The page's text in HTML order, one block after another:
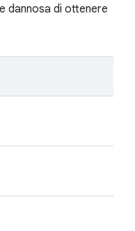
dannosa di ottenere